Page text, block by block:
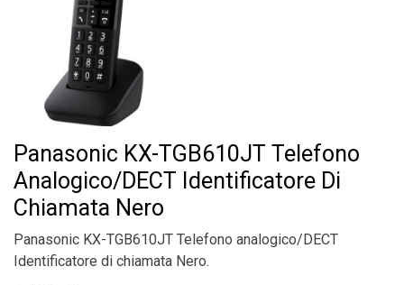
Panasonic KX-TGB610JT Telefono
Analogico/DECT Identificatore Di
Chiamata Nero
Panasonic KX-TGB610JT Telefono analogico/DECT
Identificatore di chiamata Nero.